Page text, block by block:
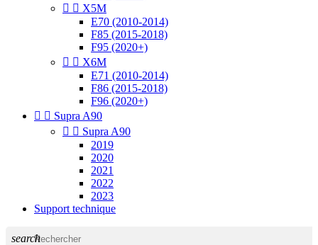
  X5M
E70 (2010-2014)
F85 (2015-2018)
F95 (2020+)
  X6M
E71 (2010-2014)
F86 (2015-2018)
F96 (2020+)
  Supra A90
  Supra A90
2019
2020
2021
2022
2023
Support technique
search